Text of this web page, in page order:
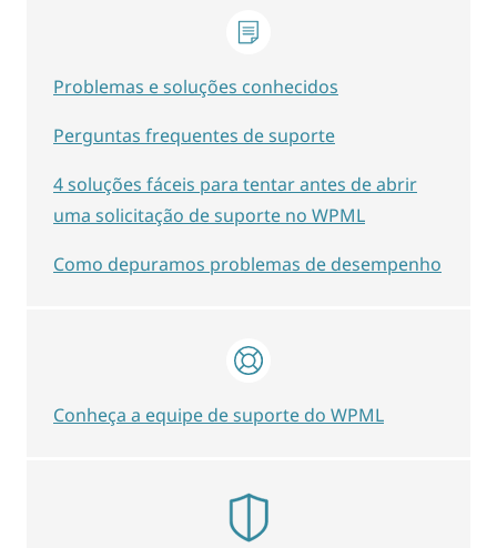
Problemas e soluções conhecidos
Perguntas frequentes de suporte
4 soluções fáceis para tentar antes de abrir
uma solicitação de suporte no WPML
Como depuramos problemas de desempenho
Conheça a equipe de suporte do WPML